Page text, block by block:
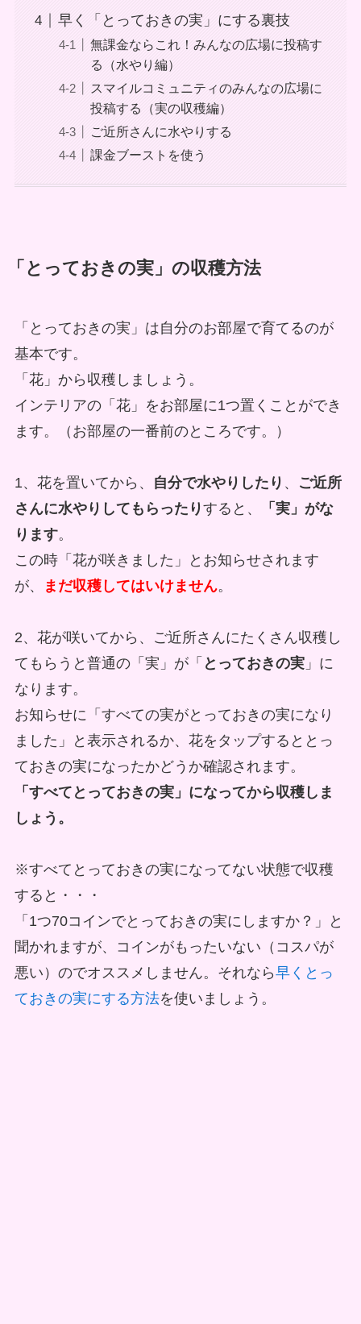
早く「とっておきの実」にする裏技
無課金ならこれ！みんなの広場に投稿す
る（水やり編）
スマイルコミュニティのみんなの広場に
投稿する（実の収穫編）
ご近所さんに水やりする
課金ブーストを使う
「とっておきの実」の収穫方法
「とっておきの実」は自分のお部屋で育てるのが
基本です。
「花」から収穫しましょう。
インテリアの「花」をお部屋に1つ置くことができ
ます。（お部屋の一番前のところです。）
1、花を置いてから、 自分で水やりしたり 、
ご近所
さんに水やりしてもらったりすると、
「実」がな
ります。
この時「花が咲きました」とお知らせされます
が、
まだ収穫してはいけません。
2、 花が咲いてから、ご近所さんにたくさん収穫し
てもらうと普通の「実」が「 とっておきの実」に
なります。
お知らせに「すべての実がとっておきの実になり
ました」と表示されるか、花をタップするととっ
ておきの実になったかどうか確認されます。
「すべてとっておきの実」になってから収穫しま
しょう。
※すべてとっておきの実になってない状態で収穫
すると・・・
「1つ70コインでとっておきの実にしますか？」と
聞かれますが、コインがもったいない（コスパが
悪い）のでオススメしません。それなら早くとっ
ておきの実にする方法を使いましょう。